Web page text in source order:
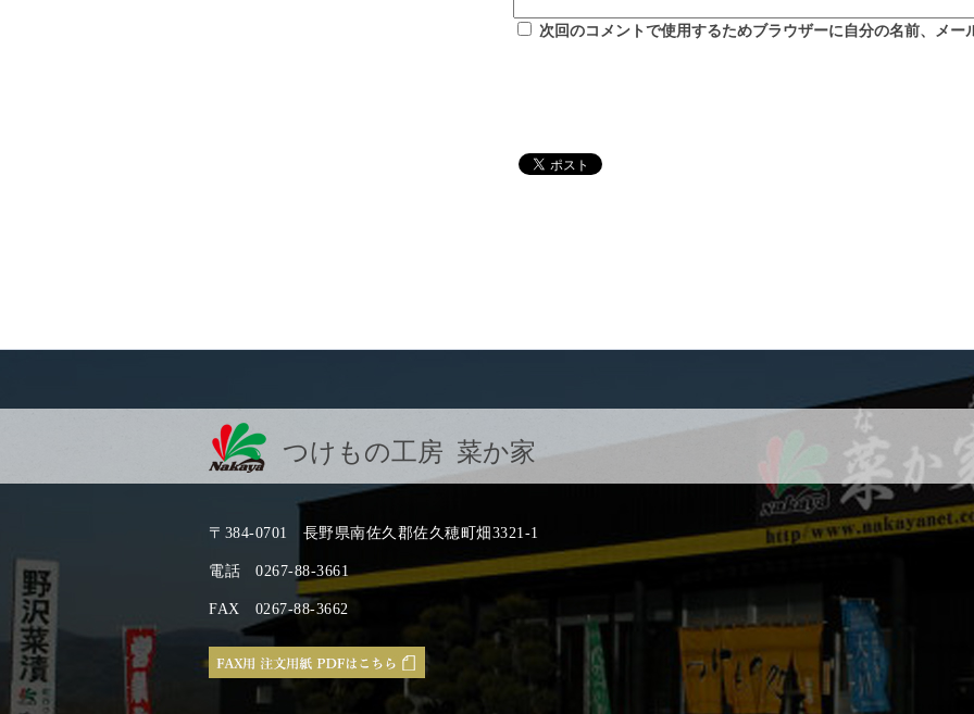
次回のコメントで使用するためブラウザーに自分の名前、メー
つけもの工房 菜か家
〒384-0701 長野県南佐久郡佐久穂町畑3321-1
電話 0267-88-3661
FAX 0267-88-3662